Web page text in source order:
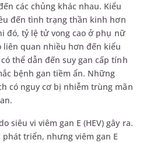
các chủng khác nhau. Kiểu
đến tình trạng thần kinh hơn
đó, tỷ lệ tử vong cao ở phụ nữ
liên quan nhiều hơn đến kiểu
thể dẫn đến suy gan cấp tính
bệnh gan tiềm ẩn. Những
có nguy cơ bị nhiễm trùng mãn
siêu vi viêm gan E (HEV) gây ra.
triển, nhưng viêm gan E